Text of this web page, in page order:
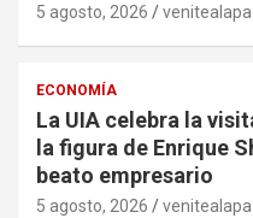
5 agosto, 2026
ECONOMÍA
La UIA celebra la
la figura de Enrique
beato empresario
5 agosto, 2026